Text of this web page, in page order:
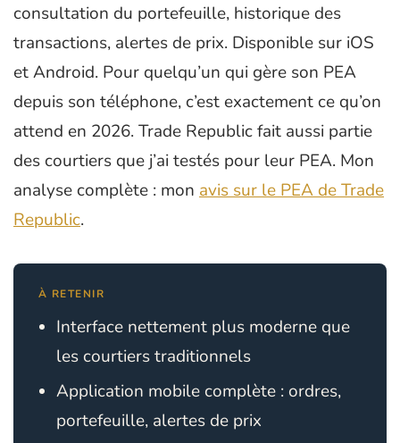
consultation du portefeuille, historique des
transactions, alertes de prix. Disponible sur iOS
et Android. Pour quelqu’un qui gère son PEA
depuis son téléphone, c’est exactement ce qu’on
attend en 2026. Trade Republic fait aussi partie
des courtiers que j’ai testés pour leur PEA. Mon
analyse complète : mon avis sur le PEA de Trade
Republic.
À RETENIR
Interface nettement plus moderne que
les courtiers traditionnels
Application mobile complète : ordres,
portefeuille, alertes de prix